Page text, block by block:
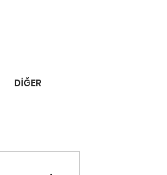
DİĞER